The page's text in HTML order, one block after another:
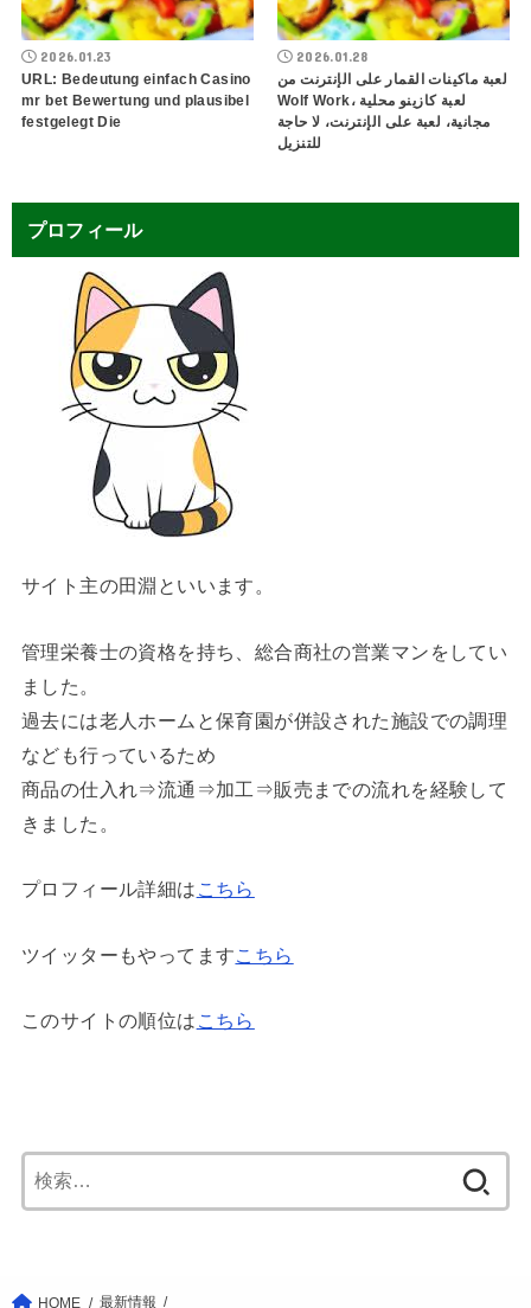
2026.01.23
URL: Bedeutung einfach Casino
mr bet Bewertung und plausibel
festgelegt Die
2026.01.28
لعبة ماكينات القمار على الإنترنت من
Wolf Work، لعبة كازينو محلية
مجانية، لعبة على الإنترنت، لا حاجة
للتنزيل
プロフィール
サイト主の田淵といいます。
管理栄養士の資格を持ち、総合商社の営業マンをしてい
ました。
過去には老人ホームと保育園が併設された施設での調理
なども行っているため
商品の仕入れ⇒流通⇒加工⇒販売までの流れを経験して
きました。
プロフィール詳細は こちら
ツイッターもやってます こちら
このサイトの順位は こちら
索:
HOME 最新情報